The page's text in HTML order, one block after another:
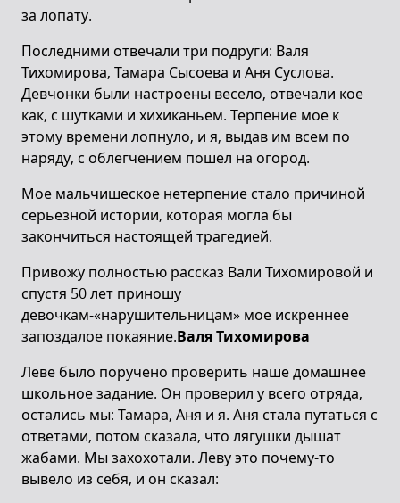
за лопату.
Последними отвечали три подруги: Валя
Тихомирова, Тамара Сысоева и Аня Суслова.
Девчонки были настроены весело, отвечали кое-
как, с шутками и хихиканьем. Терпение мое к
этому времени лопнуло, и я, выдав им всем по
наряду, с облегчением пошел на огород.
Мое мальчишеское нетерпение стало причиной
серьезной истории, которая могла бы
закончиться настоящей трагедией.
Привожу полностью рассказ Вали Тихомировой и
спустя 50 лет приношу
девочкам-«нарушительницам» мое искреннее
запоздалое покаяние.Валя Тихомирова
Леве было поручено проверить наше домашнее
школьное задание. Он проверил у всего отряда,
остались мы: Тамара, Аня и я. Аня стала путаться с
ответами, потом сказала, что лягушки дышат
жабами. Мы захохотали. Леву это почему-то
вывело из себя, и он сказал: